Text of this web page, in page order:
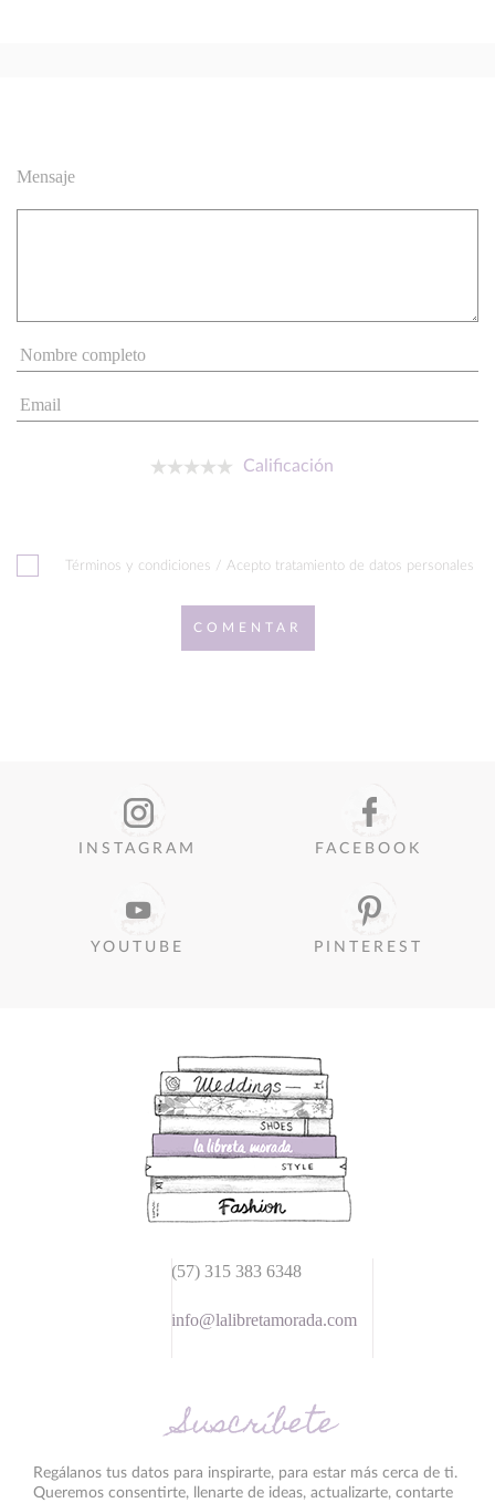
Mensaje
Calificación
Términos y condiciones / Acepto tratamiento de datos personales
COMENTAR
INSTAGRAM FACEBOOK
YOUTUBE PINTEREST
(57) 315 383 6348
info@lalibretamorada.com
Suscríbete
Regálanos tus datos para inspirarte, para estar más cerca de ti.
Queremos consentirte, llenarte de ideas, actualizarte, contarte